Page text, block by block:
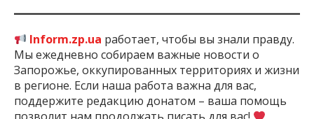
Inform.zp.ua работает, чтобы вы знали правду.
Мы ежедневно собираем важные новости о
Запорожье, оккупированных территориях и жизни
в регионе. Если наша работа важна для вас,
поддержите редакцию донатом – ваша помощь